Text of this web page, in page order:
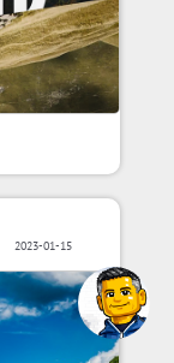
2023-01-15